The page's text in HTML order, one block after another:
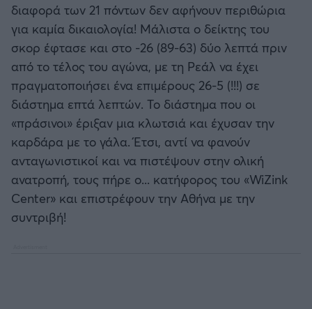
Λίβερπουλ
Τσέλσι
Άρσεναλ
Γιουβέντους
Μίλαν
Ίντερ
διαφορά των 21 πόντων δεν αφήνουν περιθώρια
για καμία δικαιολογία! Μάλιστα ο δείκτης του
σκορ έφτασε και στο -26 (89-63) δύο λεπτά πριν
από το τέλος του αγώνα, με τη Ρεάλ να έχει
πραγματοποιήσει ένα επιμέρους 26-5 (!!!) σε
διάστημα επτά λεπτών. Το διάστημα που οι
«πράσινοι» έριξαν μια κλωτσιά και έχυσαν την
καρδάρα με το γάλα. Έτσι, αντί να φανούν
ανταγωνιστικοί και να πιστέψουν στην ολική
ανατροπή, τους πήρε ο... κατήφορος του «WiZink
Center» και επιστρέφουν την Αθήνα με την
συντριβή!